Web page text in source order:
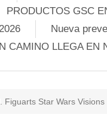
PRODUCTOS GSC
Nueva
CAMINO LLEGA EN
Figuarts Star Wars Visions